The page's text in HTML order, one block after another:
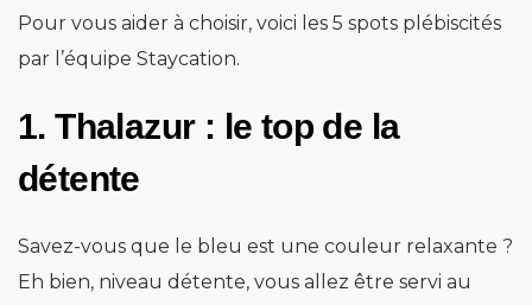
Pour vous aider à choisir, voici les 5 spots plébiscités
par l’équipe Staycation.
1. Thalazur : le top de la
détente
Savez-vous que le bleu est une couleur relaxante ?
Eh bien, niveau détente, vous allez être servi au